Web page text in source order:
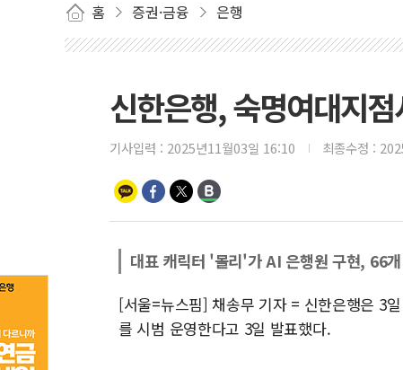
홈 증권·금융 은행
신한은행, 숙명여대지
기사입력 : 2025년11월03일 16:10 최종수정 :
대표 캐릭터 '몰리'가 AI 은행원 구현, 66
[서울=뉴스핌] 채송무 기자 = 신한은행은 3
를 시범 운영한다고 3일 발표했다.